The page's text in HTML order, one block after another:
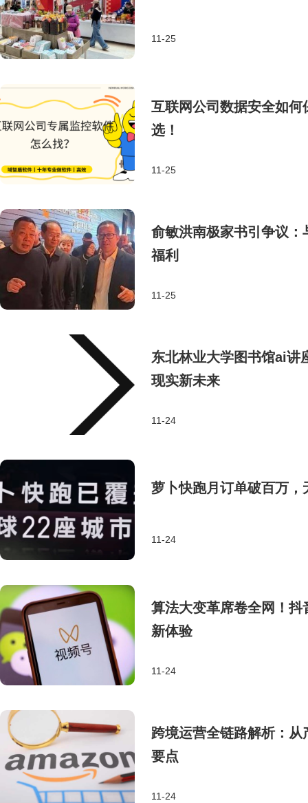
11-25
互联网公司数据安全如
选！
11-25
俞敏洪南极家书引争议
福利
11-25
东北林业大学图书馆ai讲
现实新未来
11-24
萝卜快跑月订单破百万
11-24
算法大变革席卷全网！
新体验
11-24
跨境运营全链路解析：
要点
11-24